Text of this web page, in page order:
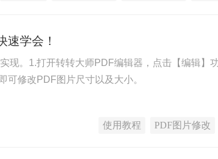
速学会！
现。1.打开转转大师PDF编辑器，点击【编辑】
可修改PDF图片尺寸以及大小。
使用教程 PDF图片修改